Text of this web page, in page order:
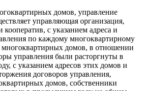
домов, управление
управляющая организация,
кооператив, с указанием адреса и
по каждому многоквартирному
многоквартирных домов, в отношении
управления были расторгнуты в
с указанием адресов этих домов и
договоров управления,
домов, собственники